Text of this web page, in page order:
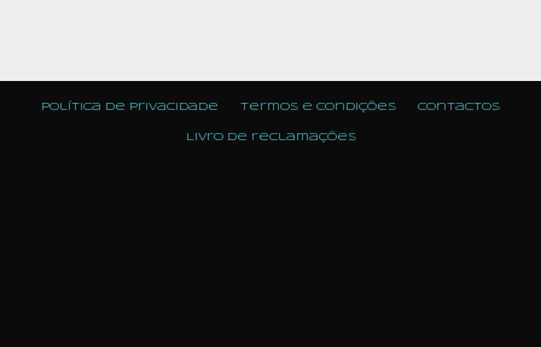
Política de Privacidade Termos e condições Contactos
Livro de reclamações